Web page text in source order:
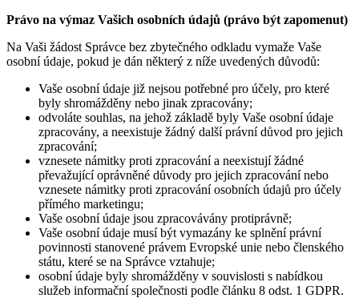
Právo na výmaz Vašich osobních údajů (právo být zapomenut)
Na Vaši žádost Správce bez zbytečného odkladu vymaže Vaše
osobní údaje, pokud je dán některý z níže uvedených důvodů:
Vaše osobní údaje již nejsou potřebné pro účely, pro které
byly shromážděny nebo jinak zpracovány;
odvoláte souhlas, na jehož základě byly Vaše osobní údaje
zpracovány, a neexistuje žádný další právní důvod pro jejich
zpracování;
vznesete námitky proti zpracování a neexistují žádné
převažující oprávněné důvody pro jejich zpracování nebo
vznesete námitky proti zpracování osobních údajů pro účely
přímého marketingu;
Vaše osobní údaje jsou zpracovávány protiprávně;
Vaše osobní údaje musí být vymazány ke splnění právní
povinnosti stanovené právem Evropské unie nebo členského
státu, které se na Správce vztahuje;
osobní údaje byly shromážděny v souvislosti s nabídkou
služeb informační společnosti podle článku 8 odst. 1 GDPR.